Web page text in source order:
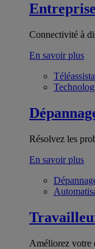
Entreprise
Connectivité à
En savoir plus
Résolvez les
En savoir plus
Améliorez votre